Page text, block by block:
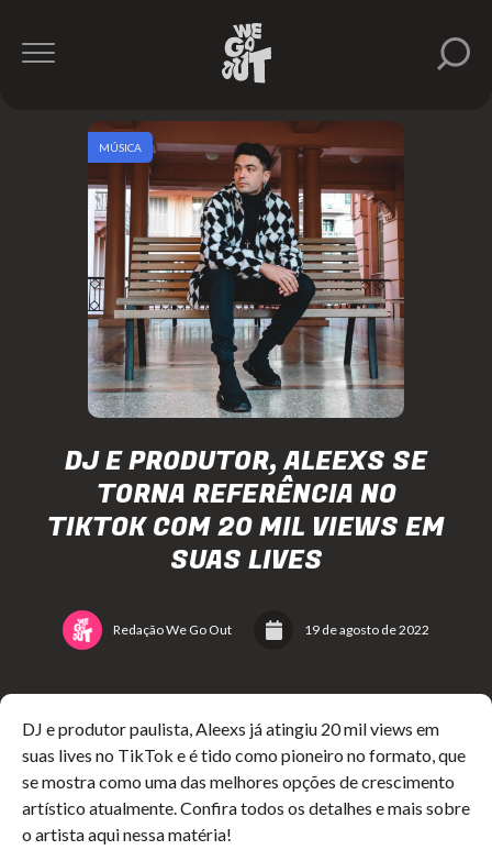
DJ E PRODUTOR, ALEEXS SE
TORNA REFERÊNCIA NO
TIKTOK COM 20 MIL VIEWS EM
SUAS LIVES
Redação We Go Out 19 de agosto de 2022
MÚSICA
DJ e produtor paulista, Aleexs já atingiu 20 mil views em
suas lives no TikTok e é tido como pioneiro no formato, que
se mostra como uma das melhores opções de crescimento
artístico atualmente. Confira todos os detalhes e mais sobre
o artista aqui nessa matéria!